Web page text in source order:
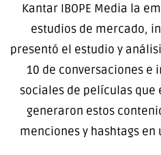
Kantar IBOPE Media la
estudios de mercado,
presentó el estudio y
10 de conversaciones e
sociales de películas que
generaron estos
menciones y hashtags en